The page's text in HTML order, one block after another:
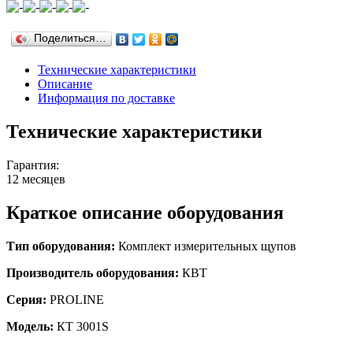
Поделиться…
Технические характеристики
Описание
Информация по доставке
Технические характеристики
Гарантия:
12 месяцев
Краткое описание оборудования
Тип оборудования: Комплект измерительных щупов
Производитель оборудования: КВТ
Серия: PROLINE
Модель: КТ 3001S